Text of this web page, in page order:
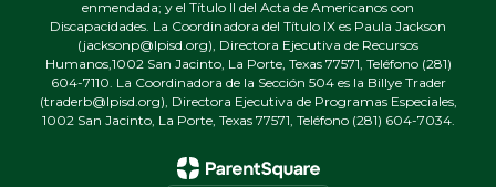
enmendada; y el Título II del Acta de Americanos con
Discapacidades. La Coordinadora del Título IX es Paula Jackson
(jacksonp@lpisd.org), Directora Ejecutiva de Recursos
Humanos,1002 San Jacinto, La Porte, Texas 77571, Teléfono (281)
604-7110. La Coordinadora de la Sección 504 es la Billye Trader
(traderb@lpisd.org), Directora Ejecutiva de Programas Especiales,
1002 San Jacinto, La Porte, Texas 77571, Teléfono (281) 604-7034.